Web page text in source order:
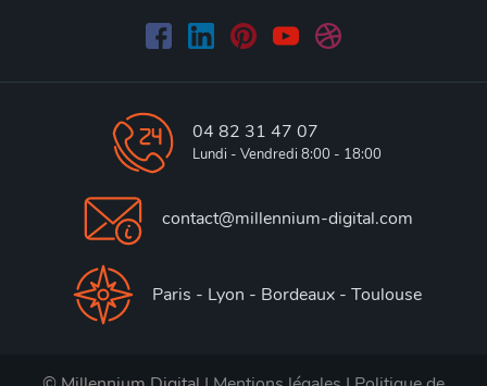
04 82 31 47 07
Lundi - Vendredi 8:00 - 18:00
contact@millennium-digital.com
Paris - Lyon - Bordeaux - Toulouse